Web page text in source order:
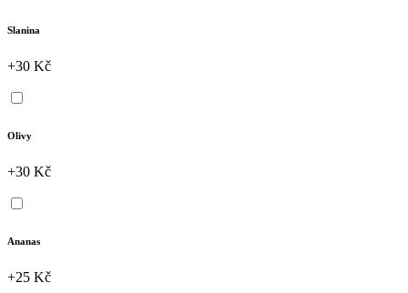
Slanina
+30 Kč
Olivy
+30 Kč
Ananas
+25 Kč